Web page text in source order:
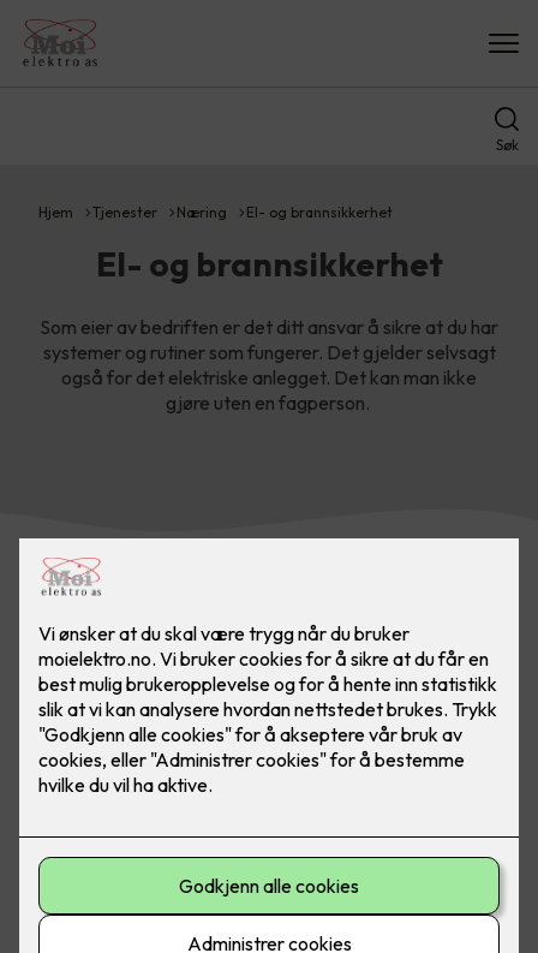
Søk
Hjem Tjenester Næring El- og brannsikkerhet
El- og brannsikkerhet
Som eier av bedriften er det ditt ansvar å sikre at du har
systemer og rutiner som fungerer. Det gjelder selvsagt
også for det elektriske anlegget. Det kan man ikke
gjøre uten en fagperson.
Internkontroll er et av de viktigste verktøyene du har for å